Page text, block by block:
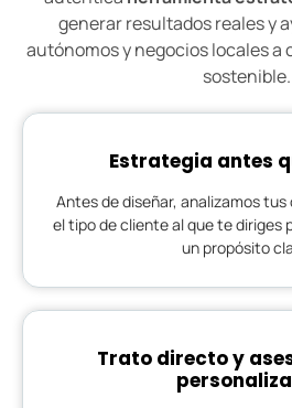
generar resultados reales y
autónomos y negocios locales a
sostenible.
Estrategia antes
Antes de diseñar, analizamos
el tipo de cliente al que te diriges
un propósito
Trato directo y